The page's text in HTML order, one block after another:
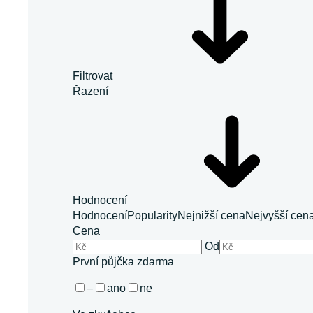
Filtrovat
Řazení
Hodnocení
HodnoceníPopularityNejnižší cenaNejvyšší
Cena
Od
První půjčka zdarma
– ano ne